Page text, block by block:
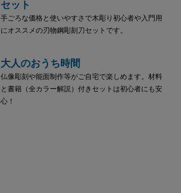
セット
手ごろな価格と使いやすさで木彫り初心者や入門用
にオススメの刃物鋼彫刻刀セットです。
大人のおうち時間
仏像彫刻や能面制作等がご自宅で楽しめます。材料
と書籍（全カラー解説）付きセットは初心者にも安
心！